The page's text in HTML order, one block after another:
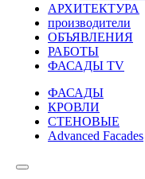
АРХИТЕКТУРА
производители
ОБЪЯВЛЕНИЯ
РАБОТЫ
ФАСАДЫ TV
ФАСАДЫ
КРОВЛИ
СТЕНОВЫЕ
Advanced Facades